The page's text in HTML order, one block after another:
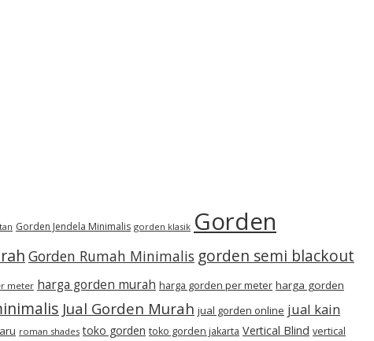
Gorden Jendela Minimalis gorden klasik Gorden
Gorden Rumah Minimalis gorden semi blackout
meter harga gorden murah harga gorden per meter harga gorden
Jual Gorden Murah jual gorden online jual kain
roman shades toko gorden toko gorden jakarta Vertical Blind vertical